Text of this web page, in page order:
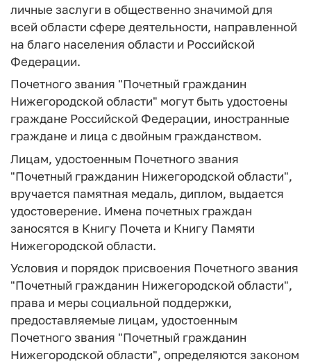
личные заслуги в общественно значимой для
всей области сфере деятельности, направленной
на благо населения области и Российской
Федерации.
Почетного звания "Почетный гражданин
Нижегородской области" могут быть удостоены
граждане Российской Федерации, иностранные
граждане и лица с двойным гражданством.
Лицам, удостоенным Почетного звания
"Почетный гражданин Нижегородской области",
вручается памятная медаль, диплом, выдается
удостоверение. Имена почетных граждан
заносятся в Книгу Почета и Книгу Памяти
Нижегородской области.
Условия и порядок присвоения Почетного звания
"Почетный гражданин Нижегородской области",
права и меры социальной поддержки,
предоставляемые лицам, удостоенным
Почетного звания "Почетный гражданин
Нижегородской области", определяются законом